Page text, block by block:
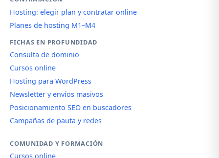
Hosting: elegir plan y contratar online
Planes de hosting M1–M4
FICHAS EN PROFUNDIDAD
Consulta de dominio
Cursos online
Hosting para WordPress
Newsletter y envíos masivos
Posicionamiento SEO en buscadores
Campañas de pauta y redes
COMUNIDAD Y FORMACIÓN
Cursos online